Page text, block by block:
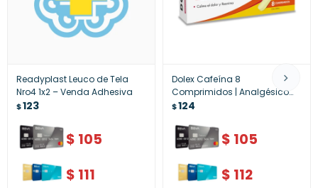
Readyplast Leuco de Tela
Nro4 1x2 – Venda Adhesiva
$123
$ 105
$ 111
Dolex Cafeína 8
Comprimidos | Analgésico
con Estimulante para Energía
$124
$ 105
$ 112